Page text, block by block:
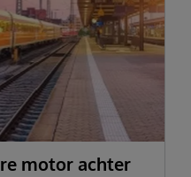
motor achter